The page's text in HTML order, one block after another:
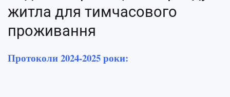
житла для тимчасового
проживання
Протоколи 2024-2025 роки: